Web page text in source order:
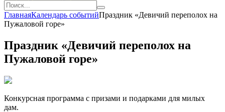
ГлавнаяКалендарь событийПраздник «Девичий переполох на
Пужаловой горе»
Праздник «Девичий переполох на
Пужаловой горе»
Конкурсная программа с призами и подарками для милых
дам.